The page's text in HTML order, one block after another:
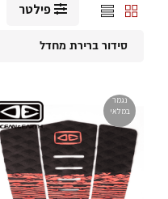
פילטר
סידור ברירת מחדל
נגמר
במלאי